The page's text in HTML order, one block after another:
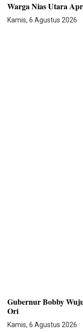
Warga Nias Utara
Kamis, 6 Agustus 2026
Gubernur Bobby
Ori
Kamis, 6 Agustus 2026